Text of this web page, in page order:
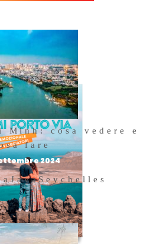
Minh: cosa vedere e
fare
2024
JavaSeychelles
il
libro